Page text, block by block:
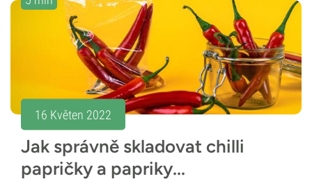
16 Květen 2022
Jak správně skladovat chilli
papričky a papriky...